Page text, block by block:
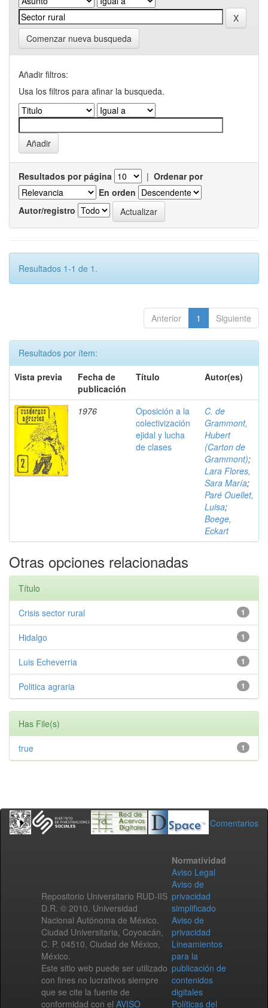
Comenzar nueva busqueda
Añadir filtros:
Usa los filtros para afinar la busqueda.
Resultados por página | Ordenar por
En orden
Autor/registro
Resultados 1-1 de 1.
Anterior 1 Siguiente
Resultados por ítem:
Vista previa
Fecha de
publicación
Título Autor(es)
1976
Oposición a la
colectivización
ejidal y lucha
de clases
C. de
Grammont,
Hubert
(Carton de
Grammont);
Lara Flores,
Sara María;
Paré Ouellet,
Luisa;
Boege,
Eckart
Otras opciones relacionadas
Título
1
Crisis sector rural
1
Hidalgo
1
Luis Echeverria
1
Politica agraria
Has File(s)
1
true
Comentarios
Repositorio Universitario RUD-IIS
D.R. © 2010. Universidad
Nacional Autónoma de México.
Ciudad Universitaria, Coyoacán,
C. P. 04510, Ciudad de México,
México.
Este sitio web puede ser utilizado
con fines no lucrativos siempre
que se cite la fuente de
conformidad con el AVISO
Normatividad
Aviso Legal
Aviso de
privacidad
simplificado
Aviso de
privacidad
Lineamientos
para la
publicación de
contenidos
digitales
Políticas del